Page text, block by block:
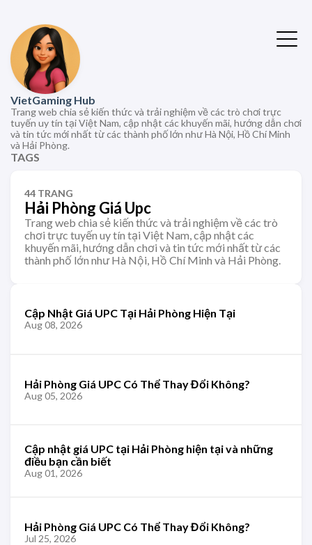
VietGaming Hub
Trang web chia sẻ kiến thức và trải nghiệm về các trò chơi trực
tuyến uy tín tại Việt Nam, cập nhật các khuyến mãi, hướng dẫn chơi
và tin tức mới nhất từ các thành phố lớn như Hà Nội, Hồ Chí Minh
và Hải Phòng.
TAGS
44 TRANG
Hải Phòng Giá Upc
Trang web chia sẻ kiến thức và trải nghiệm về các trò
chơi trực tuyến uy tín tại Việt Nam, cập nhật các
khuyến mãi, hướng dẫn chơi và tin tức mới nhất từ các
thành phố lớn như Hà Nội, Hồ Chí Minh và Hải Phòng.
Cập Nhật Giá UPC Tại Hải Phòng Hiện Tại
Aug 08, 2026
Hải Phòng Giá UPC Có Thể Thay Đổi Không?
Aug 05, 2026
Cập nhật giá UPC tại Hải Phòng hiện tại và những
điều bạn cần biết
Aug 01, 2026
Hải Phòng Giá UPC Có Thể Thay Đổi Không?
Jul 25, 2026